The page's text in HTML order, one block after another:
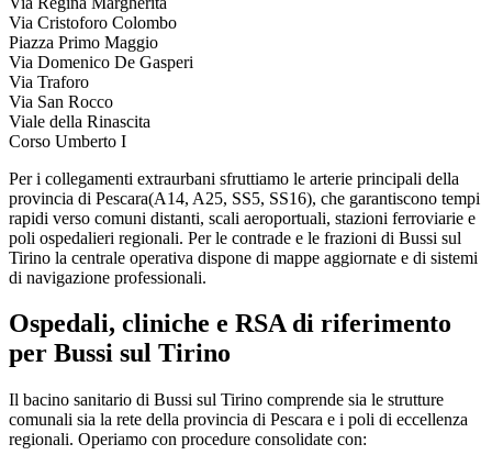
Via Cristoforo Colombo
Piazza Primo Maggio
Via Domenico De Gasperi
Via Traforo
Via San Rocco
Viale della Rinascita
Corso Umberto I
Per i collegamenti extraurbani sfruttiamo le arterie principali della
provincia di Pescara(A14, A25, SS5, SS16), che garantiscono tempi
rapidi verso comuni distanti, scali aeroportuali, stazioni ferroviarie e
poli ospedalieri regionali. Per le contrade e le frazioni di Bussi sul
Tirino la centrale operativa dispone di mappe aggiornate e di sistemi
di navigazione professionali.
Ospedali, cliniche e RSA di riferimento
per Bussi sul Tirino
Il bacino sanitario di Bussi sul Tirino comprende sia le strutture
comunali sia la rete della provincia di Pescara e i poli di eccellenza
regionali. Operiamo con procedure consolidate con: